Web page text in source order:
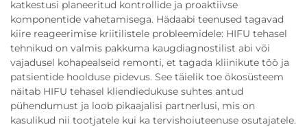
katkestusi planeeritud kontrollide ja proaktiivse
komponentide vahetamisega. Hädaabi teenused tagavad
kiire reageerimise kriitilistele probleemidele: HIFU tehasel
tehnikud on valmis pakkuma kaugdiagnostilist abi või
vajadusel kohapealseid remonti, et tagada kliinikute töö ja
patsientide hoolduse pidevus. See täielik toe ökosüsteem
näitab HIFU tehasel kliendiedukuse suhtes antud
pühendumust ja loob pikaajalisi partnerlusi, mis on
kasulikud nii tootjatele kui ka tervishoiuteenuse osutajatele.